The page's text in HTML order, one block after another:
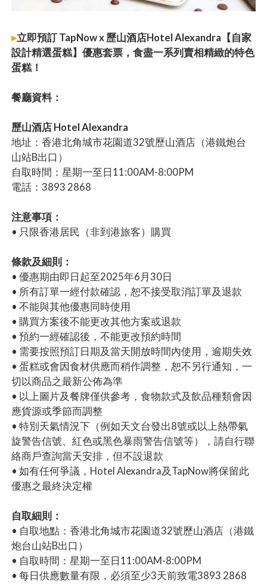
▸立即預訂 TapNow x 歷山酒店Hotel Alexandra【自家
設計精選蛋糕】優惠套票，食盡一系列賣相精緻的特色
蛋糕！
餐廳資料：
歷山酒店 Hotel Alexandra
地址：香港北角城市花園道32號歷山酒店（港鐵炮台
山站B出口）
自取時間：星期一至日11:00AM-8:00PM
電話：3893 2868
注意事項：
• 只限香港居民（非到港旅客）購買
條款及細則：
• 優惠期由即日起至2025年6月30日
• 所有訂單一經付款確認，恕不接受取消訂單及退款
• 不能與其他優惠同時使用
• 購買方案後不能更改其他方案或退款
• 預約一經確認後，不能更改預約時間
• 需要按照預訂日期及當天開放時間內使用，逾期失效
• 蛋糕或會因食材供應而稍作調整，恕不另行通知，一
切以商品之最新公佈為準
• 以上圖片及餐牌僅供參考，食物款式及飲品種類會因
應貨源或季節而調整
• 特別天氣情況下（例如天文台發出8號或以上熱帶氣
旋警告信號、紅色或黑色暴雨警告信號等），請自行聯
絡商戶查詢當天安排，但不設退款
• 如有任何爭議，Hotel Alexandra及TapNow將保留此
優惠之最終決定權
自取細則：
• 自取地點：香港北角城市花園道32號歷山酒店（港鐵
炮台山站B出口）
• 自取時間：星期一至日11:00AM-8:00PM
• 每日供應數量有限，必須至少3天前致電3893 2868